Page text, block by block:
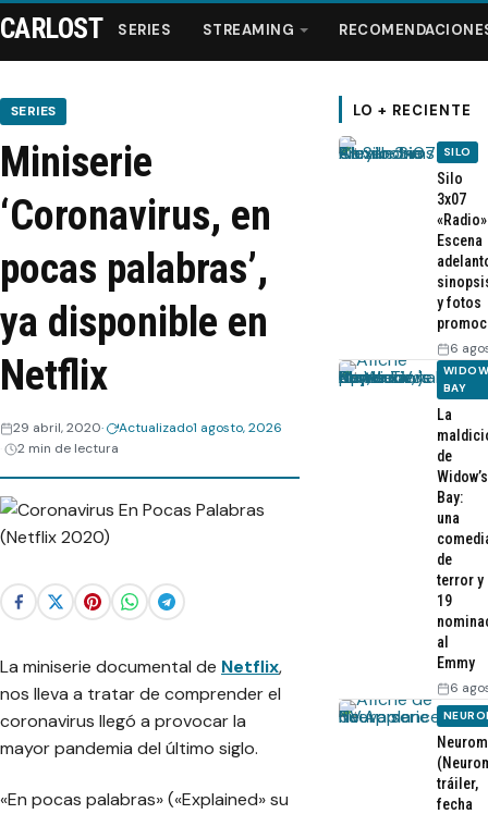
Series
Streaming
Recomendaciones
CARLOST SERIES STREAMING
SERIES
Miniserie
‘Coronavirus, en
pocas palabras’,
ya disponible en
Netflix
29 abril, 2020 Actualizado1 agosto, 2026
2 min de lectura
La miniserie documental de Netflix,
nos lleva a tratar de comprender el
coronavirus llegó a provocar la
mayor pandemia del último siglo.
«En pocas palabras» («Explained» su
LO + RECIENTE
SILO
Silo
3x07
Escena
y fotos
6
BAY
La
de
Widow’s
Bay:
una
de
terror y
19
al
Emmy
6
tráiler,
fecha